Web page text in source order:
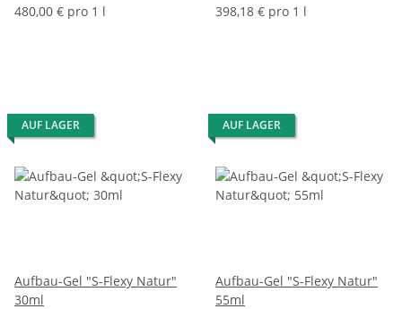
480,00 € pro 1 l
398,18 € pro 1 l
AUF LAGER
Aufbau-Gel "S-Flexy Natur"
30ml
AUF LAGER
Aufbau-Gel "S-Flexy Natur"
55ml